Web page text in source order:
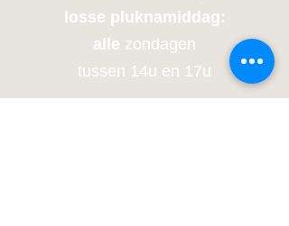
losse pluknamiddag:
alle zondagen
tussen 14u en 17u